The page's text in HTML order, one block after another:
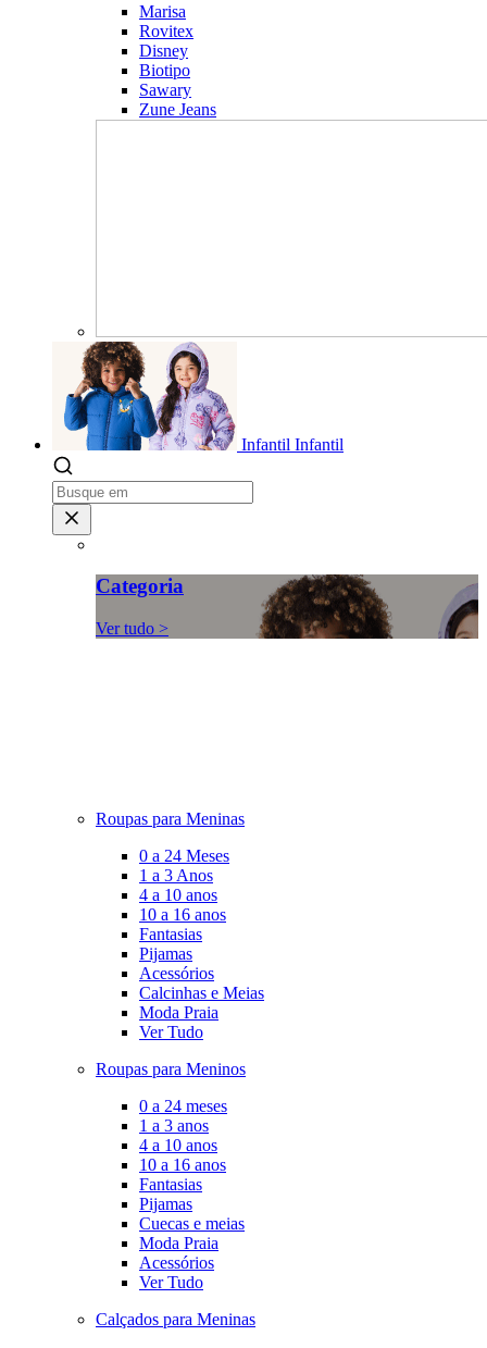
Marisa
Rovitex
Disney
Biotipo
Sawary
Zune Jeans
Infantil Infantil
Categoria
Ver tudo >
Roupas para Meninas
0 a 24 Meses
1 a 3 Anos
4 a 10 anos
10 a 16 anos
Fantasias
Pijamas
Acessórios
Calcinhas e Meias
Moda Praia
Ver Tudo
Roupas para Meninos
0 a 24 meses
1 a 3 anos
4 a 10 anos
10 a 16 anos
Fantasias
Pijamas
Cuecas e meias
Moda Praia
Acessórios
Ver Tudo
Calçados para Meninas